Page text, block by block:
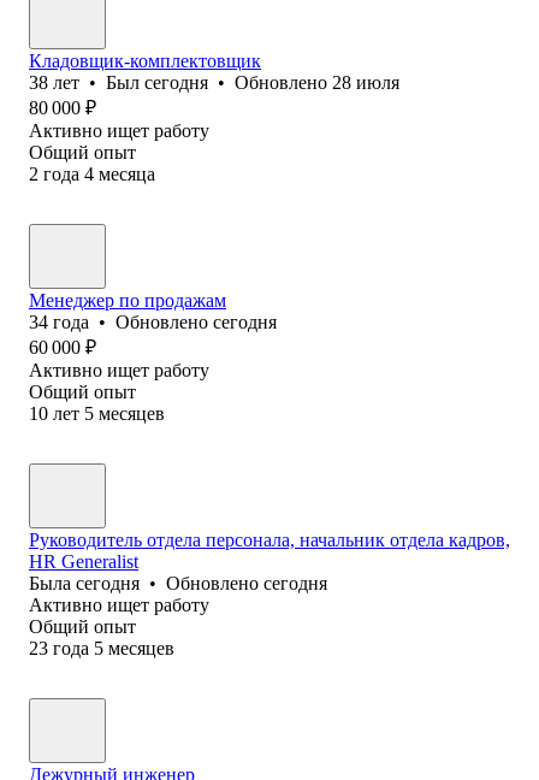
Кладовщик-комплектовщик
38 лет • Был сегодня • Обновлено 28 июля
80 000 ₽
Активно ищет работу
Общий опыт
2 года 4 месяца
Менеджер по продажам
34 года • Обновлено сегодня
60 000 ₽
Активно ищет работу
Общий опыт
10 лет 5 месяцев
Руководитель отдела персонала, начальник отдела кадров,
HR Generalist
Была сегодня • Обновлено сегодня
Активно ищет работу
Общий опыт
23 года 5 месяцев
Дежурный инженер